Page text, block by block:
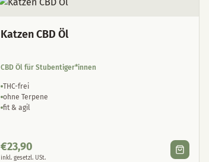
Katzen CBD Öl
CBD Öl für Stubentiger*innen
THC-frei
ohne Terpene
fit & agil
€23,90
inkl. gesetzl. USt.